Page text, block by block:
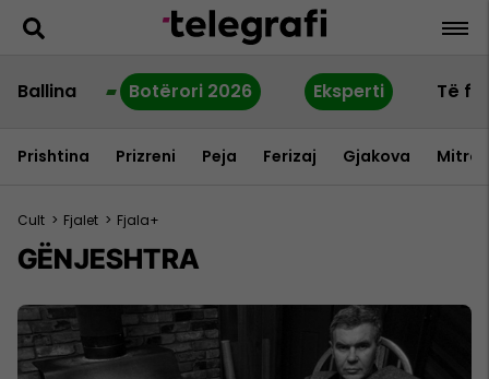
Ballina Botërori 2026 Eksperti Të
Prishtina Prizreni Peja Ferizaj Gjakova
Cult > Fjalet > Fjala+
GËNJESHTRA